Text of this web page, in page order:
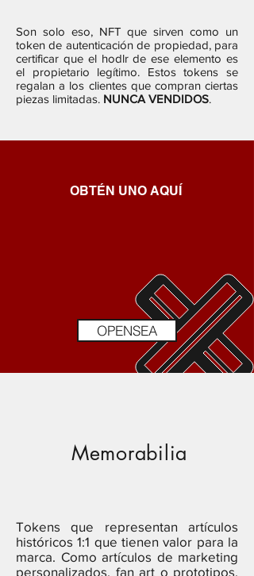
Son solo eso, NFT que sirven como un
token de autenticación de propiedad, para
certificar que el hodlr de ese elemento es
el propietario legítimo. Estos tokens se
regalan a los clientes que compran ciertas
piezas limitadas. NUNCA VENDIDOS.
OBTÉN UNO AQUÍ
OPENSEA
Memorabilia
Tokens que representan artículos
históricos 1:1 que tienen valor para la
marca. Como artículos de marketing
personalizados, fan art o prototipos.